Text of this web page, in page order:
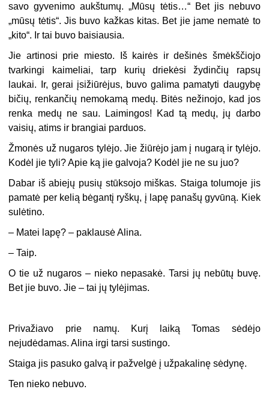
savo gyvenimo aukštumų. „Mūsų tėtis…“ Bet jis nebuvo
„mūsų tėtis“. Jis buvo kažkas kitas. Bet jie jame nematė to
„kito“. Ir tai buvo baisiausia.
Jie artinosi prie miesto. Iš kairės ir dešinės šmėkščiojo
tvarkingi kaimeliai, tarp kurių driekėsi žydinčių rapsų
laukai. Ir, gerai įsižiūrėjus, buvo galima pamatyti daugybę
bičių, renkančių nemokamą medų. Bitės nežinojo, kad jos
renka medų ne sau. Laimingos! Kad tą medų, jų darbo
vaisių, atims ir brangiai parduos.
Žmonės už nugaros tylėjo. Jie žiūrėjo jam į nugarą ir tylėjo.
Kodėl jie tyli? Apie ką jie galvoja? Kodėl jie ne su juo?
Dabar iš abiejų pusių stūksojo miškas. Staiga tolumoje jis
pamatė per kelią bėgantį ryškų, į lapę panašų gyvūną. Kiek
sulėtino.
– Matei lapę? – paklausė Alina.
–Taip.
O tie už nugaros – nieko nepasakė. Tarsi jų nebūtų buvę.
Bet jie buvo. Jie – tai jų tylėjimas.
Privažiavo prie namų. Kurį laiką Tomas sėdėjo
nejudėdamas. Alina irgi tarsi sustingo.
Staiga jis pasuko galvą ir pažvelgė į užpakalinę sėdynę.
Ten nieko nebuvo.